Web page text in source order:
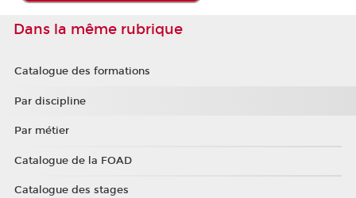
Dans la même rubrique
Catalogue des formations
Par discipline
Par métier
Catalogue de la FOAD
Catalogue des stages